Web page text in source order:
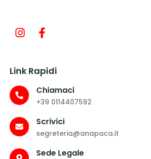
Link Rapidi
Chiamaci
+39 0114407592
Scrivici
segreteria@anapaca.it
Sede Legale